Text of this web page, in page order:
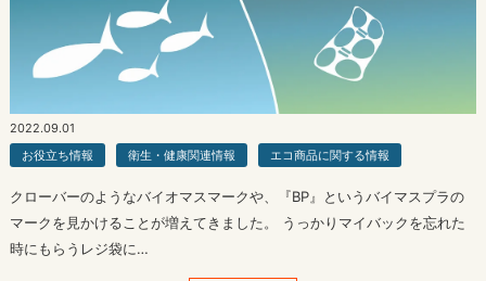
2022.09.01
お役立ち情報
衛生・健康関連情報 エコ商品に関する情報
クローバーのようなバイオマスマークや、『BP』というバイマスプラの
マークを見かけることが増えてきました。 うっかりマイバックを忘れた
時にもらうレジ袋に…